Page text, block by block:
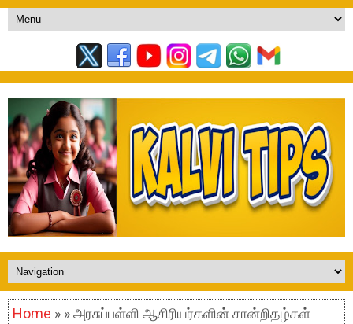
Home » » அரசுப்பள்ளி ஆசிரியர்களின் சான்றிதழ்கள்